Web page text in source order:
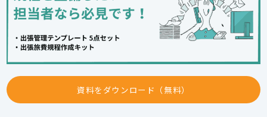
資料をダウンロード（無料）